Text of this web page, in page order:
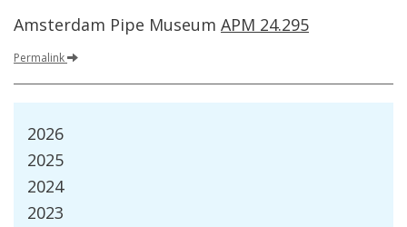
Amsterdam Pipe Museum APM 24.295
Permalink
2026
2025
2024
2023